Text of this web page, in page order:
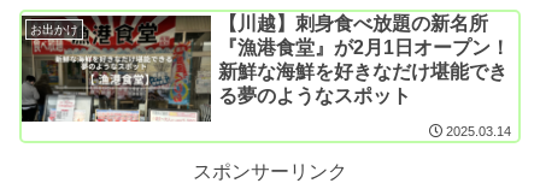
お出かけ
【川越】刺身食べ放題の新名所
『漁港食堂』が2月1日オープン！
新鮮な海鮮を好きなだけ堪能でき
る夢のようなスポット
2025.03.14
スポンサーリンク